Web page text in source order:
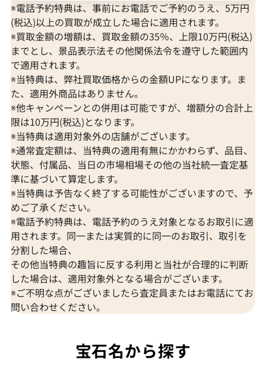
※電話予約特典は、事前にお電話でご予約のうえ、5万円
(税込)以上の買取が成立した場合に適用されます。
※買取金額の増額は、買取金額の35％、上限10万円(税込)
までとし、景品表示法その他関係法令を遵守した範囲内
で適用されます。
※当特典は、弊社買取価格からの金額UPになります。ま
た、適用外商品はありません。
※他キャンペーンとの併用は可能ですが、増額分の合計上
限は10万円(税込)となります。
※当特典は適用対象外の店舗がございます。
※通常査定額は、当特典の適用有無にかかわらず、品目、
状態、付属品、当日の市場相場その他の当社統一査定基
準に基づいて算定します。
※当特典は予告なく終了する可能性がございますので、予
めご了承ください。
※電話予約特典は、電話予約のうえ対象となるお取引に適
用されます。同一または実質的に同一のお取引、取引を
分割した場合、
その他当特典の趣旨に反する利用と当社が合理的に判断
した場合は、適用対象外となる場合がございます。
※ご不明な点がございましたら査定員またはお電話にてお
問い合わせください。
宝石名から探す